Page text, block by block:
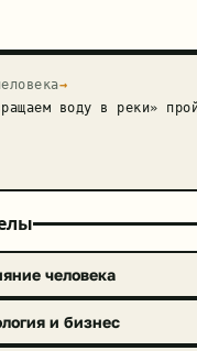
→
воду в реки»
человека
и бизнес